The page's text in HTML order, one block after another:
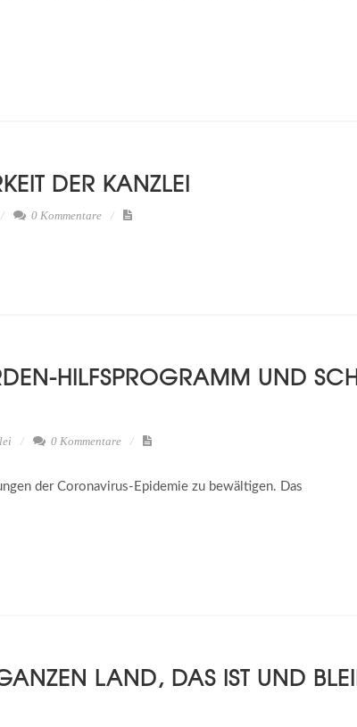
DER KANZLEI
0 Kommentare
HILFS­PRO­GRAMM UND
0 Kommentare
der Coronavirus-Epidemie zu bewältigen. Das
LAND, DAS IST UND